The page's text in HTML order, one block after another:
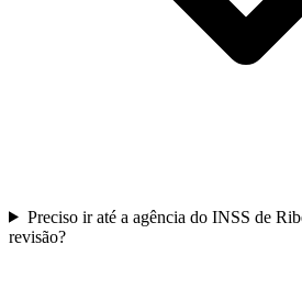
Preciso ir até a agência do INSS de
revisão?